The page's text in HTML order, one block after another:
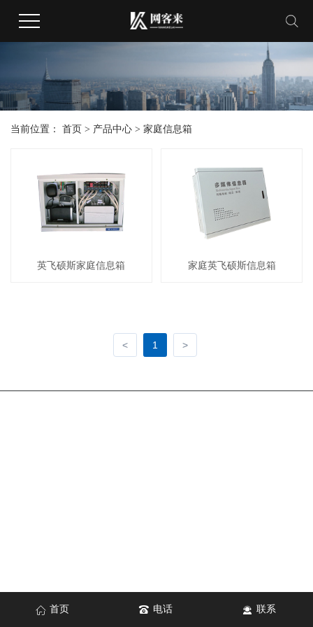
当前位置： 首页 > 产品中心 > 家庭信息箱
英飞硕斯家庭信息箱 家庭英飞硕斯信息箱
< 1 >
首页 电话 联系